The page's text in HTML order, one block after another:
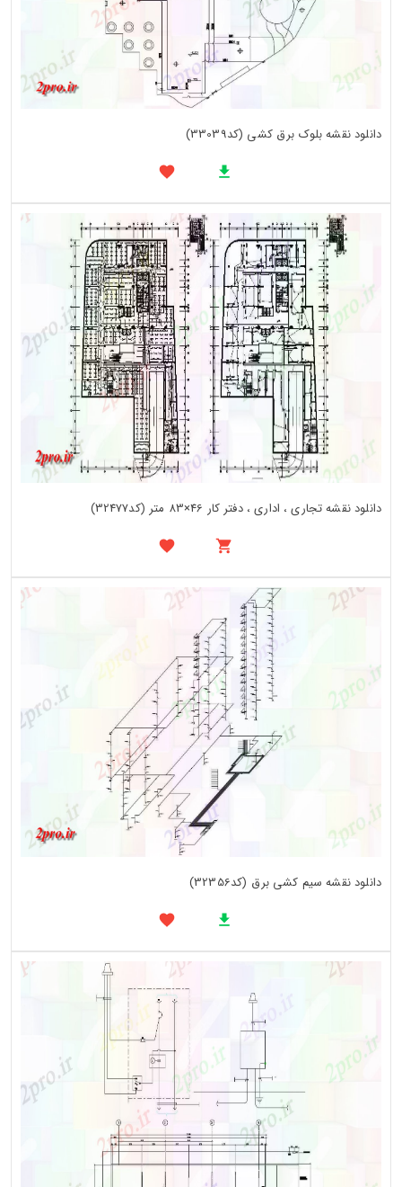
دانلود نقشه بلوک برق کشی (کد33039)
دانلود نقشه تجاری ، اداری ، دفتر کار 46×83 متر (کد32477)
دانلود نقشه سیم کشی برق (کد32356)